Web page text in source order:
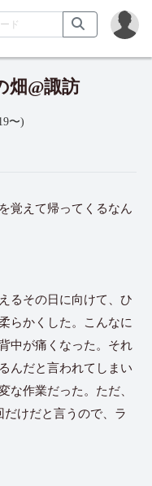
畑@諏訪
〜)
覚えて帰ってくるなん
るその日に向けて、ひ
らかくした。こんなに
中が痛くなった。それ
んだと言われてしまい
な作業だった。ただ、
けだと言うので、ラ